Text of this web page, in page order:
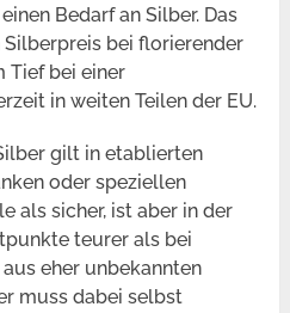
Bedarf an Silber. Das
bei florierender
Tief bei einer
in weiten Teilen der EU.
gilt in etablierten
oder speziellen
als sicher, ist aber in der
teurer als bei
eher unbekannten
muss dabei selbst